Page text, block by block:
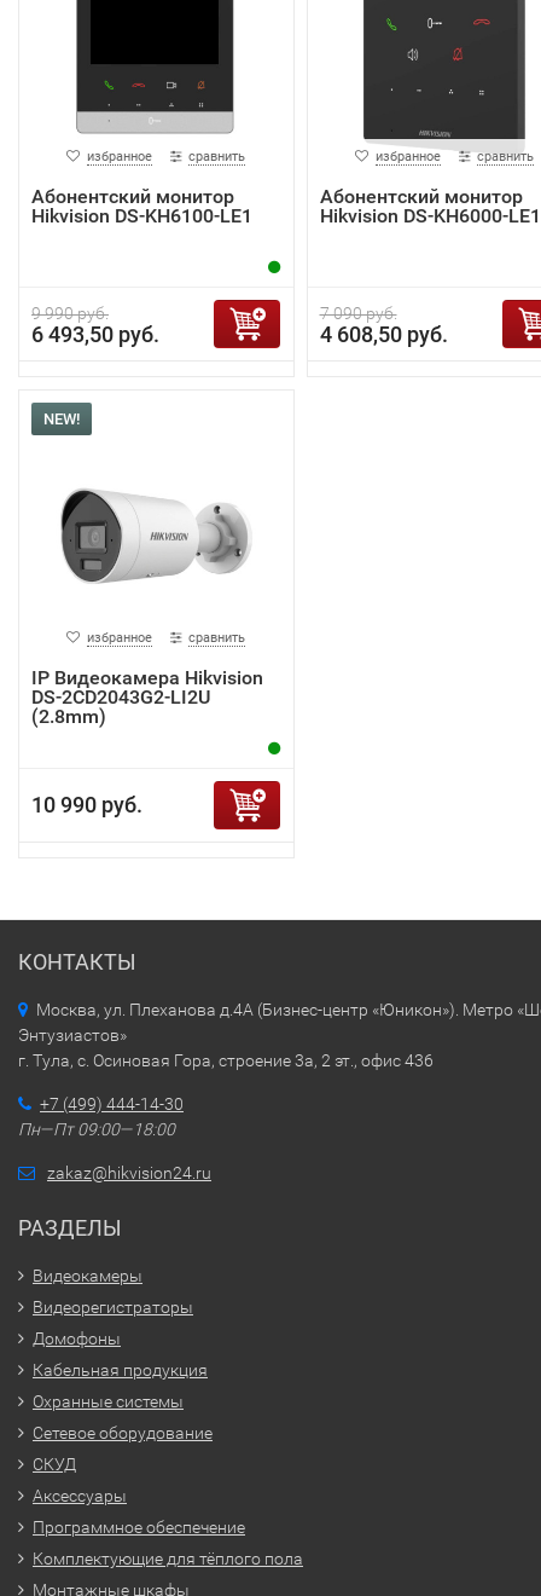
избранное сравнить
Абонентский монитор
Hikvision DS-KH6100-LE1
9 990 руб.
6 493,50 руб.
избранное сравнить
Абонентский монитор
Hikvision DS-KH6000-LE1
7 090 руб.
4 608,50 руб.
NEW!
избранное сравнить
IP Видеокамера Hikvision
DS-2CD2043G2-LI2U
(2.8mm)
10 990 руб.
КОНТАКТЫ
Москва, ул. Плеханова д.4А (Бизнес-центр «Юникон»). Метро
Энтузиастов»
г. Тула, с. Осиновая Гора, строение 3а, 2 эт., офис 436
+7 (499) 444-14-30
Пн—Пт 09:00—18:00
zakaz@hikvision24.ru
РАЗДЕЛЫ
Видеокамеры
Видеорегистраторы
Домофоны
Кабельная продукция
Охранные системы
Сетевое оборудование
СКУД
Аксессуары
Программное обеспечение
Комплектующие для тёплого пола
Монтажные шкафы